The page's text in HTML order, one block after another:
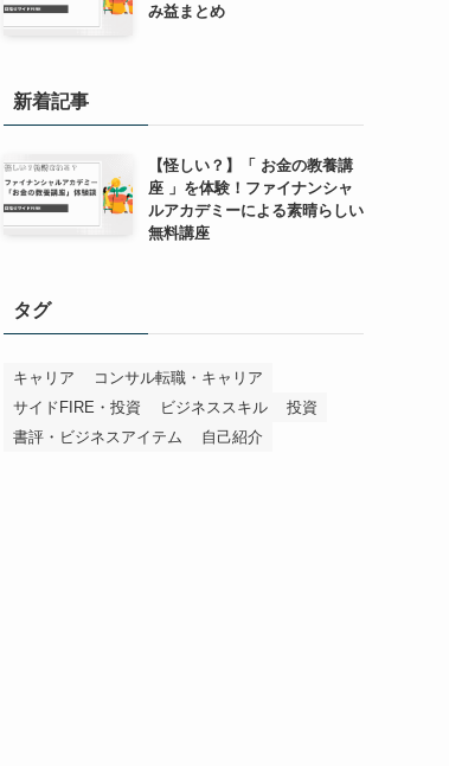
み益まとめ
新着記事
【怪しい？】「 お金の教養講
座 」を体験！ファイナンシャ
ルアカデミーによる素晴らしい
無料講座
タグ
キャリア
コンサル転職・キャリア
サイドFIRE・投資
ビジネススキル
投資
書評・ビジネスアイテム
自己紹介